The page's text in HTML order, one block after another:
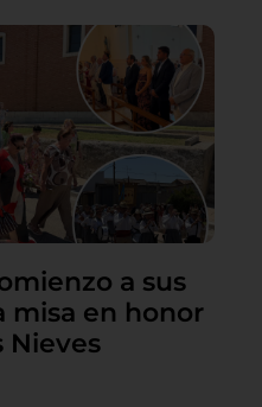
a sus
misa en honor
Nieves